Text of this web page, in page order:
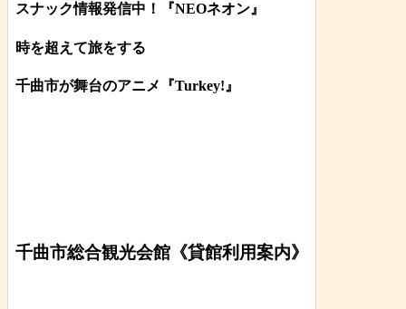
スナック情報発信中！『NEOネオン』
時を超えて旅をする
千曲市が舞台のアニメ『Turkey!』
千曲市総合観光会館《貸館利用案内》